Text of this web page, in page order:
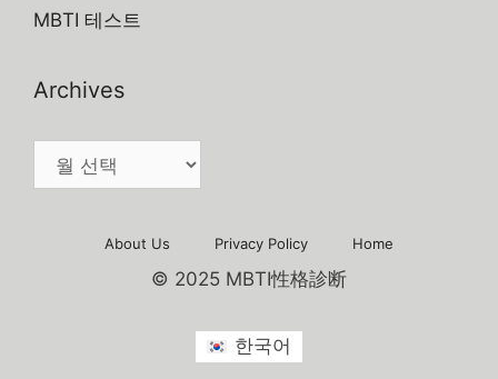
MBTI 테스트
Archives
Archives
About Us Privacy Policy Home
© 2025 MBTI性格診断
한국어